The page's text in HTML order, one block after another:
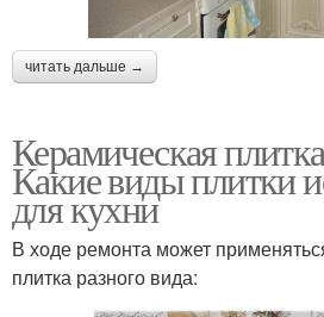
читать дальше →
Керамическая
Какие виды плитки
для кухни
В ходе ремонта может
плитка разного вида: